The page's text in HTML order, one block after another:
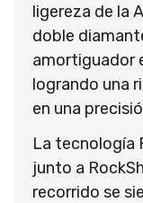
ligereza de la
doble
amortiguador
logrando una
en una
La tecnología
junto a
recorrido se